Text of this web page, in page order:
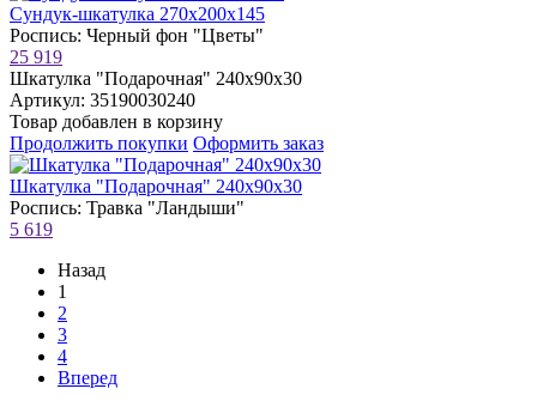
Сундук-шкатулка 270х200х145
Роспись: Черный фон "Цветы"
25 919
Шкатулка "Подарочная" 240х90х30
Артикул: 35190030240
Товар добавлен в корзину
Продолжить покупки Оформить заказ
Шкатулка "Подарочная" 240х90х30
Роспись: Травка "Ландыши"
5 619
Назад
1
2
3
4
Вперед